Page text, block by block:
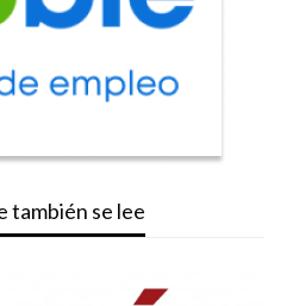
también se lee